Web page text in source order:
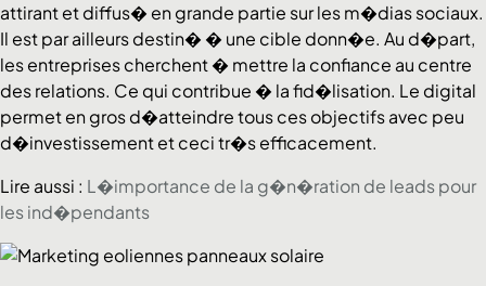
attirant et diffus� en grande partie sur les m�dias sociaux.
Il est par ailleurs destin� � une cible donn�e. Au d�part,
les entreprises cherchent � mettre la confiance au centre
des relations. Ce qui contribue � la fid�lisation. Le digital
permet en gros d�atteindre tous ces objectifs avec peu
d�investissement et ceci tr�s efficacement.
Lire aussi : L�importance de la g�n�ration de leads pour
les ind�pendants